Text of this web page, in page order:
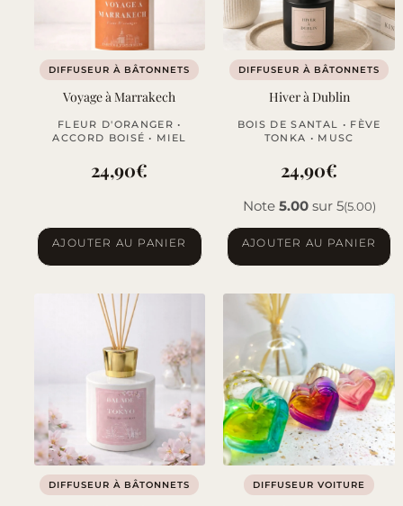
être
choisies
sur
la
page
du
DIFFUSEUR À BÂTONNETS
Voyage à Marrakech
FLEUR D'ORANGER •
ACCORD BOISÉ • MIEL
24,90€
AJOUTER AU PANIER
DIFFUSEUR À BÂTONNETS
Hiver à Dublin
BOIS DE SANTAL • FÈVE
TONKA • MUSC
24,90€
Note 5.00sur 5(5.00)
AJOUTER AU PANIER
DIFFUSEUR À BÂTONNETS DIFFUSEUR VOITURE